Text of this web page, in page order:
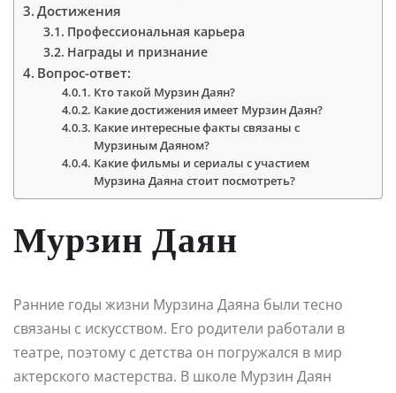
Достижения
Профессиональная карьера
Награды и признание
Вопрос-ответ:
Кто такой Мурзин Даян?
Какие достижения имеет Мурзин Даян?
Какие интересные факты связаны с
Мурзиным Даяном?
Какие фильмы и сериалы с участием
Мурзина Даяна стоит посмотреть?
Мурзин Даян
Ранние годы жизни Мурзина Даяна были тесно
связаны с искусством. Его родители работали в
театре, поэтому с детства он погружался в мир
актерского мастерства. В школе Мурзин Даян